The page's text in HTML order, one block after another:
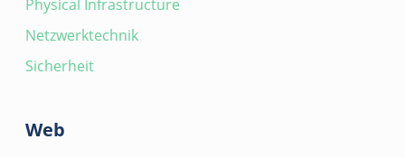
Physical Infrastructure
Netzwerktechnik
Sicherheit
Web